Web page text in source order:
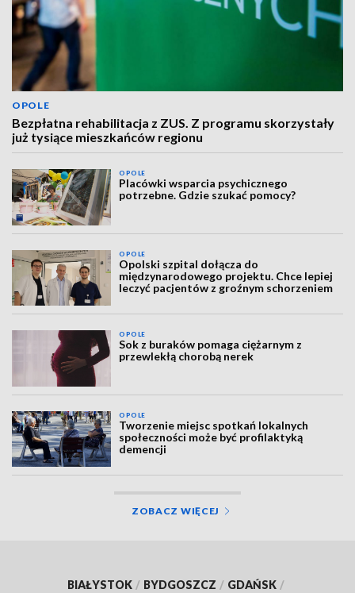
OPOLE
Bezpłatna rehabilitacja z ZUS. Z programu skorzystały
już tysiące mieszkańców regionu
OPOLE
Placówki wsparcia psychicznego
potrzebne. Gdzie szukać pomocy?
OPOLE
Opolski szpital dołącza do
międzynarodowego projektu. Chce lepiej
leczyć pacjentów z groźnym schorzeniem
OPOLE
Sok z buraków pomaga ciężarnym z
przewlekłą chorobą nerek
OPOLE
Tworzenie miejsc spotkań lokalnych
społeczności może być profilaktyką
demencji
ZOBACZ WIĘCEJ
BIAŁYSTOK / BYDGOSZCZ / GDAŃSK /